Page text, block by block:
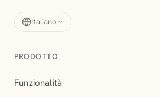
Italiano
PRODOTTO
Funzionalità